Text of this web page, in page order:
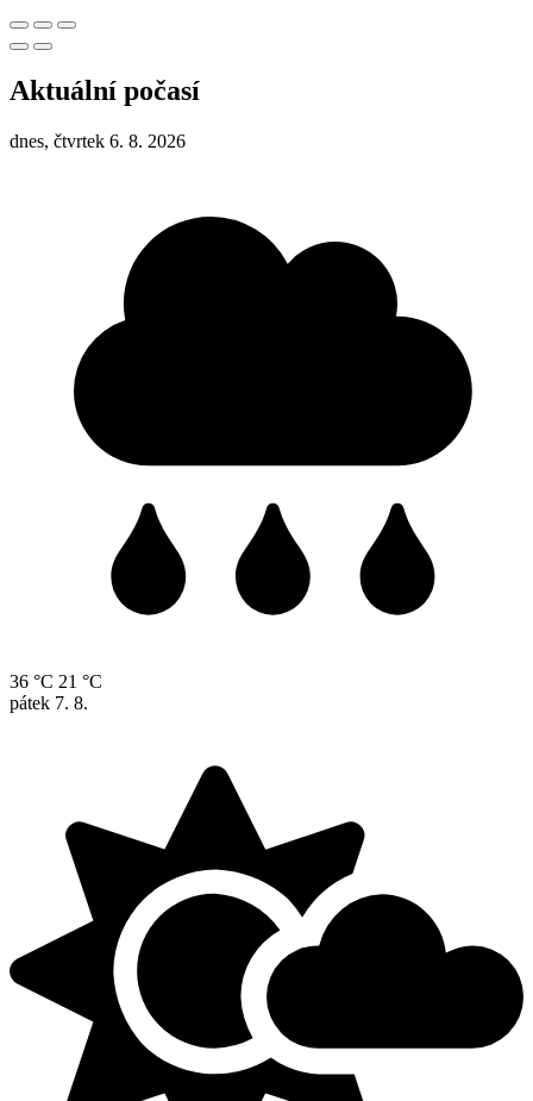
Aktuální počasí
dnes, čtvrtek 6. 8. 2026
36 °C 21 °C
pátek 7. 8.